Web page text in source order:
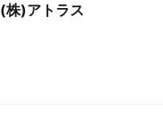
(株)アトラス